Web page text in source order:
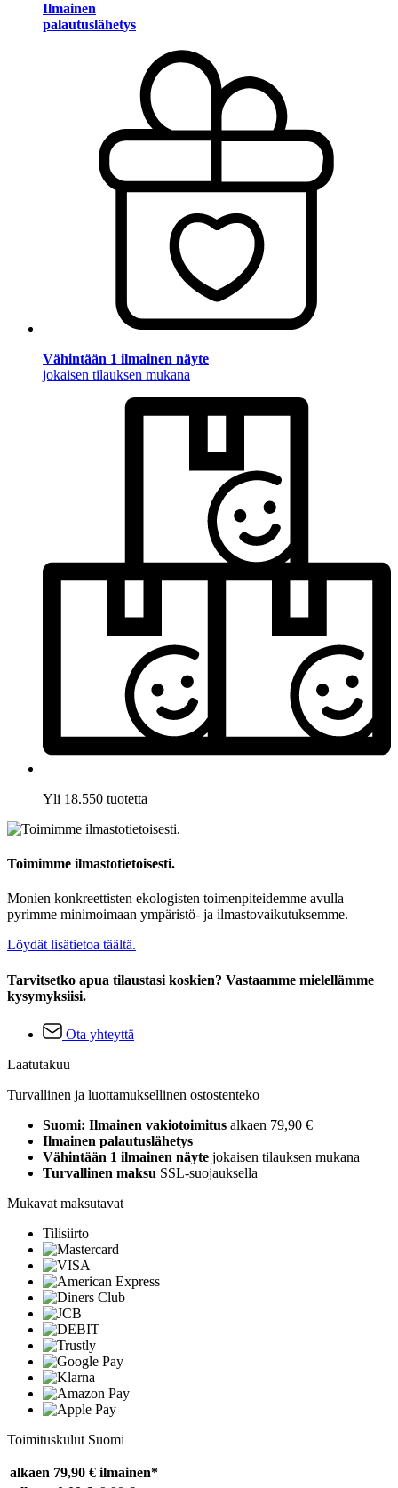
Ilmainen
palautuslähetys
Vähintään 1 ilmainen näyte
jokaisen tilauksen mukana
Yli 18.550 tuotetta
Toimimme ilmastotietoisesti.
Monien konkreettisten ekologisten toimenpiteidemme avulla
pyrimme minimoimaan ympäristö- ja ilmastovaikutuksemme.
Löydät lisätietoa täältä.
Tarvitsetko apua tilaustasi koskien? Vastaamme mielellämme
kysymyksiisi.
Ota yhteyttä
Laatutakuu
Turvallinen ja luottamuksellinen ostostenteko
Suomi: Ilmainen vakiotoimitus alkaen 79,90 €
Ilmainen palautuslähetys
Vähintään 1 ilmainen näyte jokaisen tilauksen mukana
Turvallinen maksu SSL-suojauksella
Mukavat maksutavat
Tilisiirto
Toimituskulut Suomi
alkaen 79,90 € ilmainen*